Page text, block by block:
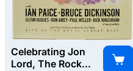
Celebrating Jon
Lord, The Rock